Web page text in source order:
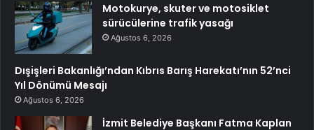
Motokurye, skuter ve motosiklet
sürücülerine trafik yasağı
Ağustos 6, 2026
Dışişleri Bakanlığı’ndan Kıbrıs Barış Harekatı’nın 52’nci
Yıl Dönümü Mesajı
Ağustos 6, 2026
İzmit Belediye Başkanı Fatma Kaplan